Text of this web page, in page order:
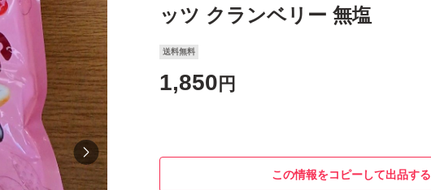
ッツ クランベリー 無塩
送料無料
1,850 円
この情報をコピーして出品する